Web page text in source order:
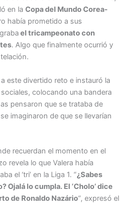
Menu
en laCopa del Mundo Corea-
había prometido a sus
el tricampeonato con
. Algo que finalmente ocurrió y
este divertido reto e instauró la
colocando una bandera
pensaron que se trataba de
imaginaron de que se llevarían
recuerdan el momento en el
revela lo que Valera había
el ‘tri’ en la Liga 1. “¿Sabes
Ojalá lo cumpla. El ‘Cholo’ dice
de Ronaldo Nazário“, expresó el